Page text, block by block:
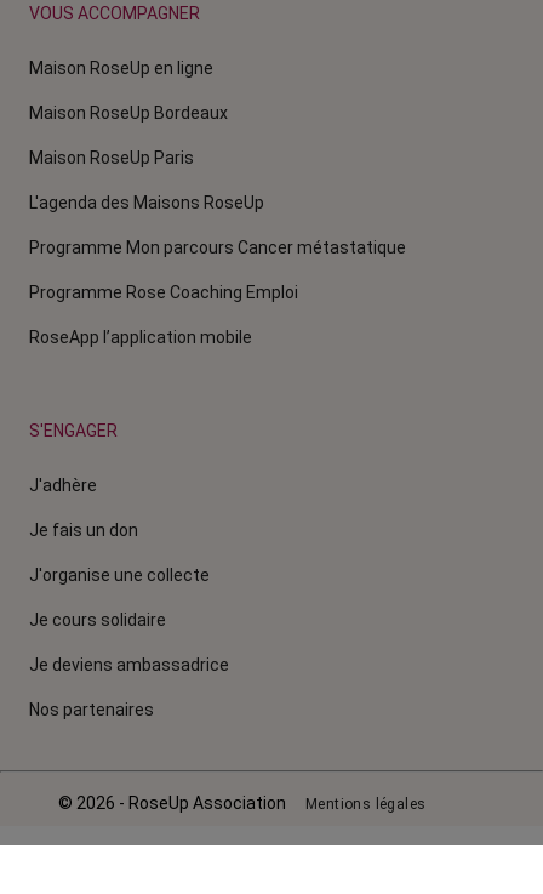
VOUS ACCOMPAGNER
Maison RoseUp en ligne
Maison RoseUp Bordeaux
Maison RoseUp Paris
L'agenda des Maisons RoseUp
Programme Mon parcours Cancer métastatique
Programme Rose Coaching Emploi
RoseApp l’application mobile
S'ENGAGER
J'adhère
Je fais un don
J'organise une collecte
Je cours solidaire
Je deviens ambassadrice
Nos partenaires
© 2026 - RoseUp Association Mentions légales